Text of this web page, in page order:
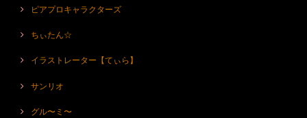
ピアプロキャラクターズ
ちぃたん☆
イラストレーター【てぃら】
サンリオ
グル〜ミ〜